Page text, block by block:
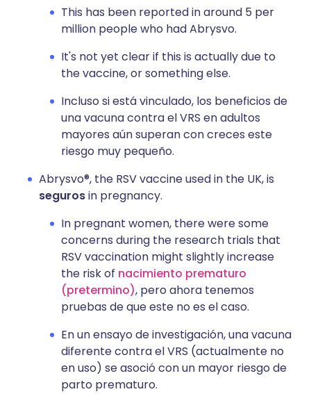
This has been reported in around 5 per
million people who had Abrysvo.
It's not yet clear if this is actually due to
the vaccine, or something else.
Incluso si está vinculado, los beneficios de
una vacuna contra el VRS en adultos
mayores aún superan con creces este
riesgo muy pequeño.
Abrysvo®, the RSV vaccine used in the UK, is
segurosin pregnancy.
In pregnant women, there were some
concerns during the research trials that
RSV vaccination might slightly increase
the risk of nacimiento prematuro
(pretermino), pero ahora tenemos
pruebas de que este no es el caso.
En un ensayo de investigación, una vacuna
diferente contra el VRS (actualmente no
en uso) se asoció con un mayor riesgo de
parto prematuro.